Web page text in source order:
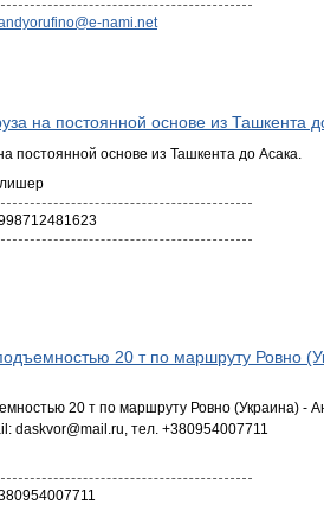
nami.net
на постоянной основе из Ташкента
постоянной основе из Ташкента до Асака.
20 т по маршруту Ровно
20 т по маршруту Ровно (Украина) -
daskvor@mail.ru, тел. +380954007711